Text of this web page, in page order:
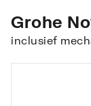
Grohe
inclusief